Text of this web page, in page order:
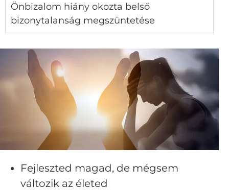
Önbizalom hiány okozta belső
bizonytalanság megszüntetése
Fejleszted magad, de mégsem
változik az életed